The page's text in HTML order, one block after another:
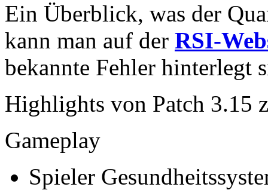
Ein Überblick, was der
kann man auf der RSI-
bekannte Fehler hinterlegt
Highlights von Patch 3.15
Gameplay
Spieler